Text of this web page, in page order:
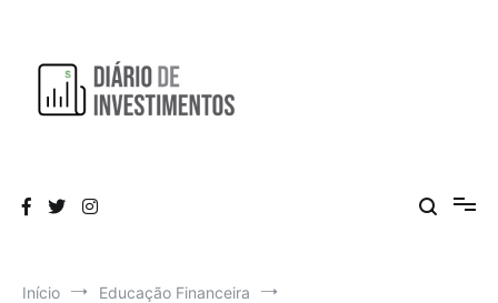
conteúdo
Início
Educação Financeira